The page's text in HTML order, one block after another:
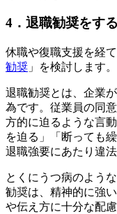
4．退職勧奨をする
休職や復職支援を経
勧奨 」を検討します。
退職勧奨とは、企業
為です。従業員の同
方的に迫るような言
を迫る」「断っても
退職強要にあたり違法
とくにうつ病のよう
勧奨は、精神的に強
や伝え方に十分な配慮